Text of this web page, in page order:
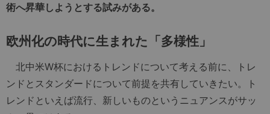
術へ昇華しようとする試みがある。
欧州化の時代に生まれた「多様性」
北中米W杯におけるトレンドについて考える前に、トレ
ンドとスタンダードについて前提を共有していきたい。ト
レンドといえば流行、新しいものというニュアンスがサッ